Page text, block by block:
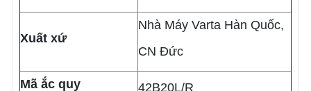
Xuất xứ
Nhà Máy Varta Hàn Quốc,
CN Đức
Mã ắc quy 42B20L/R